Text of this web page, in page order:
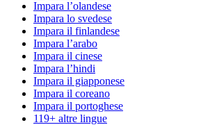
Impara l’olandese
Impara lo svedese
Impara il finlandese
Impara l’arabo
Impara il cinese
Impara l’hindi
Impara il giapponese
Impara il coreano
Impara il portoghese
119+ altre lingue